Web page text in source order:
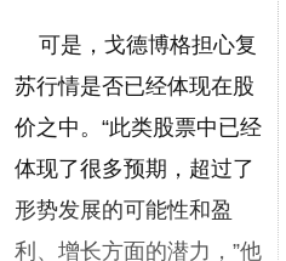
可是，戈德博格担心复
苏行情是否已经体现在股
价之中。“此类股票中已经
体现了很多预期，超过了
形势发展的可能性和盈
利、增长方面的潜力，”他